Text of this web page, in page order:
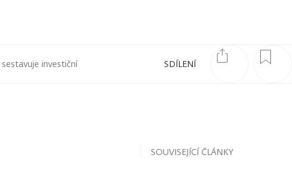
SDÍLENÍ
investiční
SOUVISEJÍCÍ ČLÁNKY